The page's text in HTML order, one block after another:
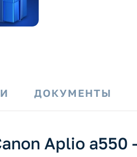
ДОКУМЕНТЫ
Aplio a550